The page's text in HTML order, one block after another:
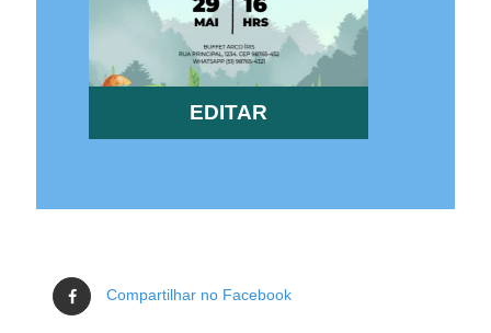
EDITAR
Compartilhar no Facebook